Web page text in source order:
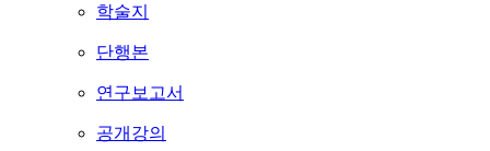
학술지
단행본
연구보고서
공개강의